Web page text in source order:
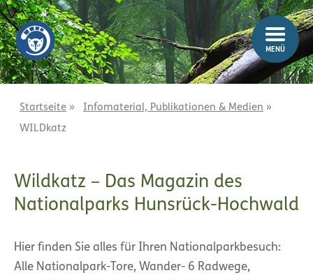
Z
u
m
I
n
Z
u
m
H
a
MENÜ
Startseite » Infomaterial, Publikationen & Medien »
WILDkatz
Wildkatz – Das Magazin des
Nationalparks Hunsrück-Hochwald
Hier finden Sie alles für Ihren Nationalparkbesuch:
Alle Nationalpark-Tore, Wander- 6 Radwege,